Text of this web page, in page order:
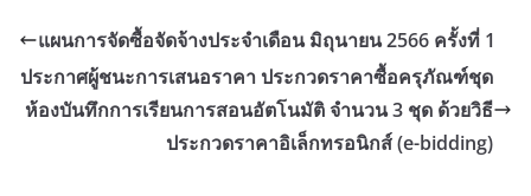
แผนการจัดซื้อจัดจ้างประจำเดือน มิถุนายน 2566 ครั้งที่ 1
ประกาศผู้ชนะการเสนอราคา ประกวดราคาซื้อครุภัณฑ์ชุด
ห้องบันทึกการเรียนการสอนอัตโนมัติ จำนวน 3 ชุด ด้วยวิธี
ประกวดราคาอิเล็กทรอนิกส์ (e-bidding)